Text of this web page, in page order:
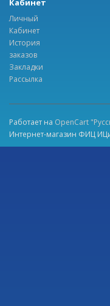
Кабинет
Личный
Кабинет
История
заказов
Закладки
Рассылка
Работает на OpenCart
Интернет-магазин ФИЦ